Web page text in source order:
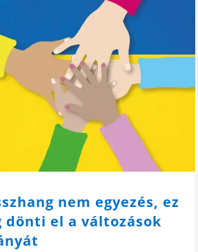
nem egyezés, ez
dönti el a változások